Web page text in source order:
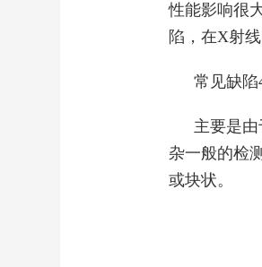
性能影响很
陷，在X射
常见缺陷
主要是
杂一般的检
或块状。